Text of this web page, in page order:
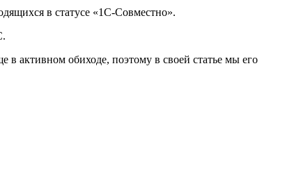
в статусе «1С-Совместно».
активном обиходе, поэтому в своей статье мы его